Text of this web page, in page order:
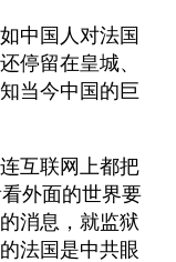
中国人对法国
停留在皇城、
当今中国的巨
互联网上都把
外面的世界要
消息，就监狱
法国是中共眼